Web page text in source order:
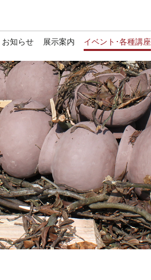
お知らせ 展示案内 イベント･各種講座